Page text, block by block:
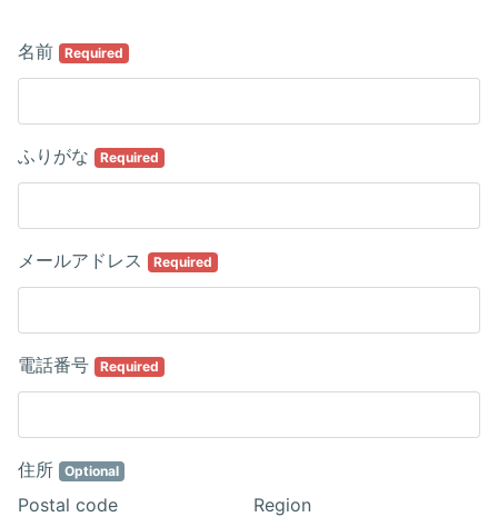
名前 Required
ふりがな Required
メールアドレス Required
電話番号 Required
住所 Optional
Postal code Region